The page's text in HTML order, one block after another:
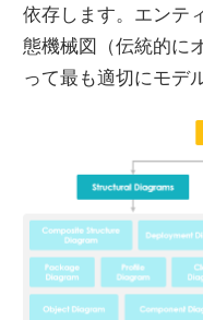
依存します。エンテ
態機械図（伝統的に
って最も適切にモデ